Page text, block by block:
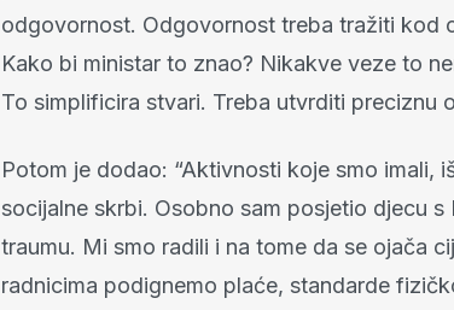
odgovornost. Odgovornost treba tražiti kod
Kako bi ministar to znao? Nikakve veze to
To simplificira stvari. Treba utvrditi preciznu
Potom je dodao: “Aktivnosti koje smo imali,
socijalne skrbi. Osobno sam posjetio djecu
traumu. Mi smo radili i na tome da se ojača
radnicima podignemo plaće, standarde